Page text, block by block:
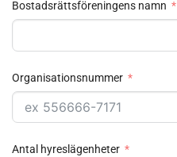
Bostadsrättsföreningens namn
Organisationsnummer
Antal hyreslägenheter